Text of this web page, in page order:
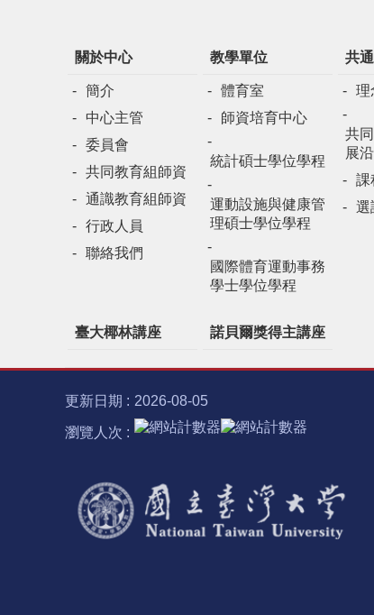
關於中心
簡介
中心主管
委員會
共同教育組師資
通識教育組師資
行政人員
聯絡我們
教學單位
體育室
師資培育中心
統計碩士學位學程
運動設施與健康管
理碩士學位學程
國際體育運動事務
學士學位學程
共
理
共
展
課
選
臺大椰林講座 諾貝爾獎得主講座
更新日期 2026-08-05
瀏覽人次